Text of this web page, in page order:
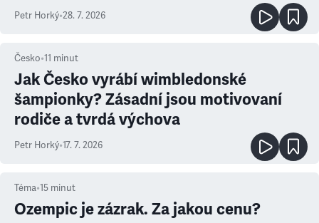
Petr Horký•28. 7. 2026
Česko•11 minut
Jak Česko vyrábí wimbledonské
šampionky? Zásadní jsou motivovaní
rodiče a tvrdá výchova
Petr Horký•17. 7. 2026
Téma•15 minut
Ozempic je zázrak. Za jakou cenu?